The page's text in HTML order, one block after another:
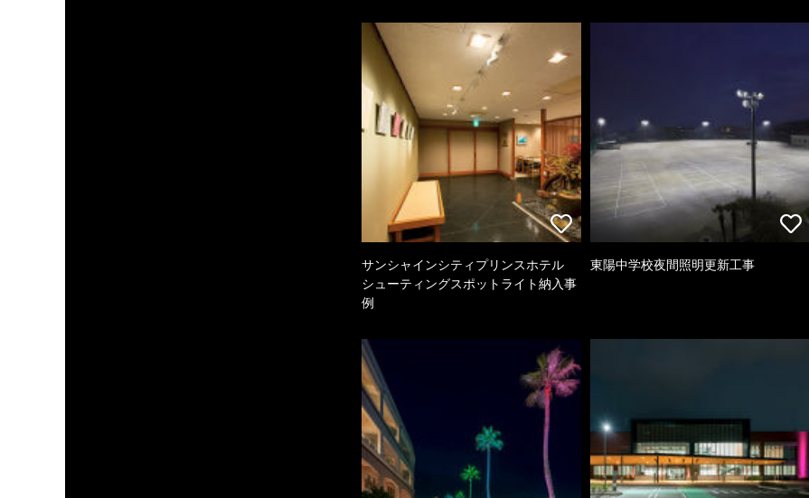
サンシャインシティプリンスホテル
シューティングスポットライト納入事
例
東陽中学校夜間照明更新工事